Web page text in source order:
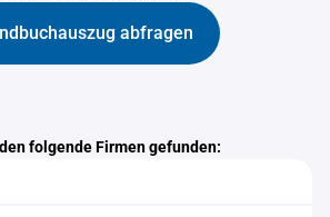
abfragen
folgende Firmen gefunden: